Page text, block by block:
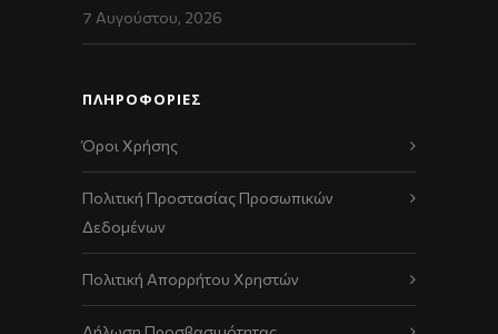
7 Αυγούστου, 2026
ΠΛΗΡΟΦΟΡΙΕΣ
Όροι Χρήσης
Πολιτική Προστασίας Προσωπικών
Δεδομένων
Πολιτική Απορρήτου Χρηστών